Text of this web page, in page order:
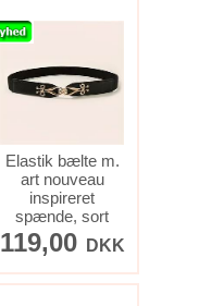
Elastik bælte m.
art nouveau
inspireret
spænde, sort
119,00DKK